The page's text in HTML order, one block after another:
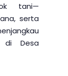
tani—
serta
di Desa